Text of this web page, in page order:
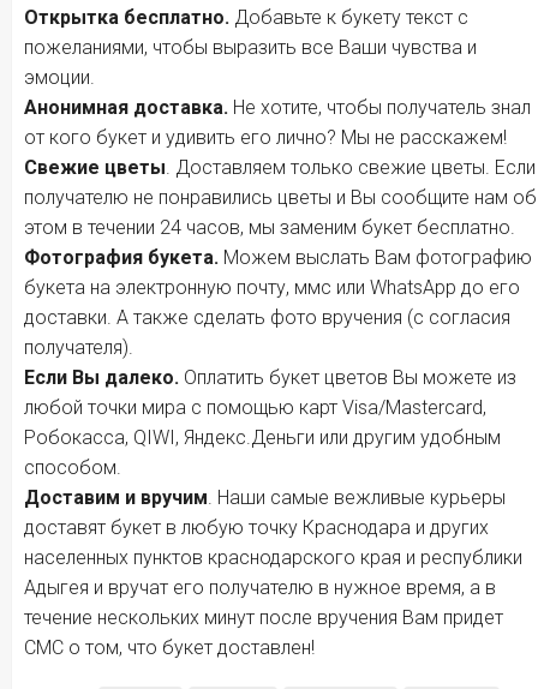
Открытка бесплатно. Добавьте к букету текст с
пожеланиями, чтобы выразить все Ваши чувства и
эмоции.
Анонимная доставка. Не хотите, чтобы получатель знал
от кого букет и удивить его лично? Мы не расскажем!
Свежие цветы . Доставляем только свежие цветы. Если
получателю не понравились цветы и Вы сообщите нам об
этом в течении 24 часов, мы заменим букет бесплатно.
Фотография букета. Можем выслать Вам фотографию
букета на электронную почту, ммс или WhatsApp до его
доставки. А также сделать фото вручения (с согласия
получателя).
Если Вы далеко. Оплатить букет цветов Вы можете из
любой точки мира с помощью карт Visa/Mastercard,
Робокасса, QIWI, Яндекс.Деньги или другим удобным
способом.
Доставим и вручим . Наши самые вежливые курьеры
доставят букет в любую точку Краснодара и других
населенных пунктов краснодарского края и республики
Адыгея и вручат его получателю в нужное время, а в
течение нескольких минут после вручения Вам придет
СМС о том, что букет доставлен!